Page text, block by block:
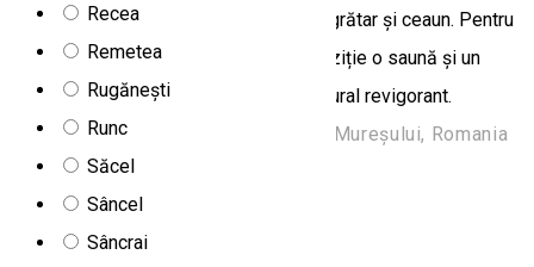
Recea
Remetea
Rugănești
Runc
Săcel
Sâncel
Sâncrai
împrejmuit dispune de facilități pentru grătar și ceaun. Pentru
o relaxare deplină, oaspeții au la dispoziție o saună și un
ciubăr cu jacuzzi, totul într-un cadru natural revigorant.
Str. Principală nr 55, 537356 Izvoru Mureșului, Romania
Vilă
Vila Riki